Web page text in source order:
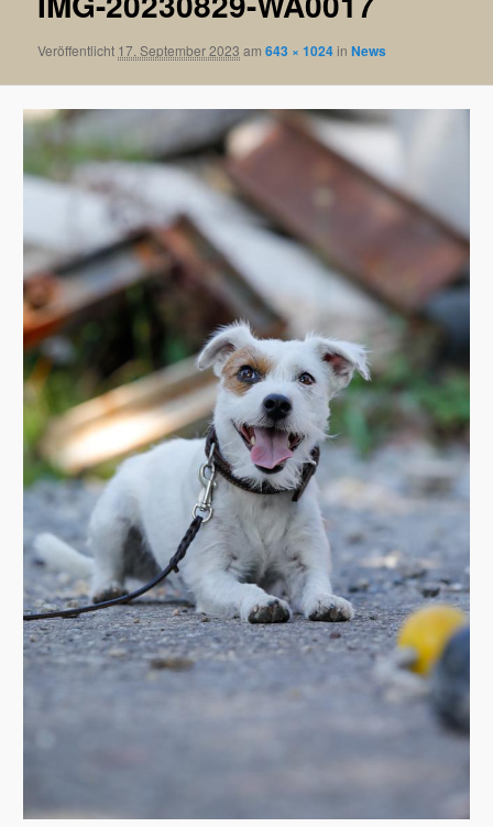
Veröffentlicht 17. September 2023 am643 × 1024inNews